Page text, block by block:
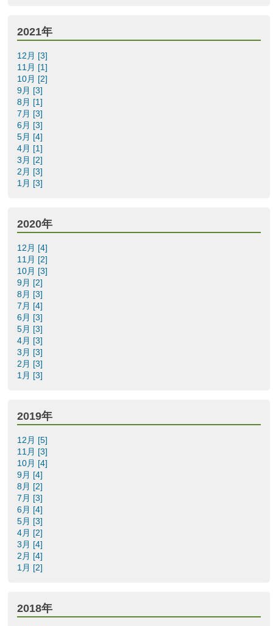
2021年
12月 [3]
11月 [1]
10月 [2]
9月 [3]
8月 [1]
7月 [3]
6月 [3]
5月 [4]
4月 [1]
3月 [2]
2月 [3]
1月 [3]
2020年
12月 [4]
11月 [2]
10月 [3]
9月 [2]
8月 [3]
7月 [4]
6月 [3]
5月 [3]
4月 [3]
3月 [3]
2月 [3]
1月 [3]
2019年
12月 [5]
11月 [3]
10月 [4]
9月 [4]
8月 [2]
7月 [3]
6月 [4]
5月 [3]
4月 [2]
3月 [4]
2月 [4]
1月 [2]
2018年